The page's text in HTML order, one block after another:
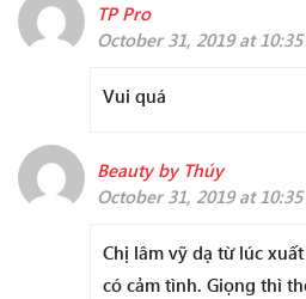
TP Pro
October 31, 2019 at
Vui quá
Beauty by Thúy
October 31, 2019 at
Chị lâm vỹ dạ từ lúc
có cảm tình. Giọng thì